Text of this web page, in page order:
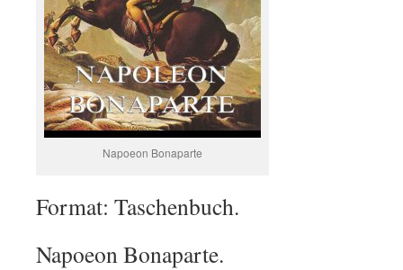
Napoeon Bonaparte
Format: Taschenbuch.
Napoeon Bonaparte.